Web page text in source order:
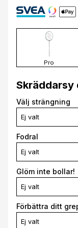
Pro
Skräddarsy
Välj strängning
Ej valt
Fodral
Ej valt
Glöm inte bollar!
Ej valt
Förbättra ditt
Ej valt